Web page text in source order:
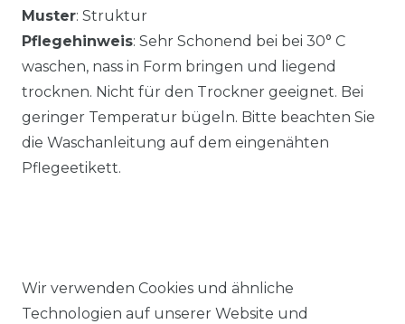
Muster: Struktur
Pflegehinweis: Sehr Schonend bei bei 30° C
waschen, nass in Form bringen und liegend
trocknen. Nicht für den Trockner geeignet. Bei
geringer Temperatur bügeln. Bitte beachten Sie
die Waschanleitung auf dem eingenähten
Pflegeetikett.
Ähnlicher Artikel
Wir verwenden Cookies und ähnliche
Technologien auf unserer Website und